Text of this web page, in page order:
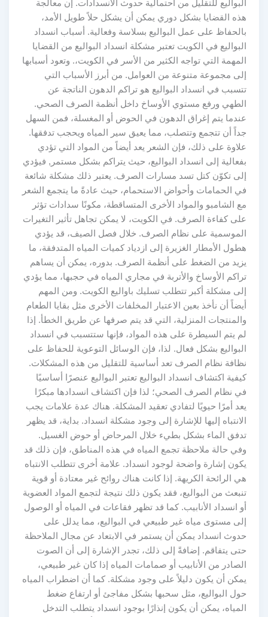
البواليع للتقليل من احتمالية حدوث الانسدادات. إن معالجة
هذه القضايا بشكل دوري يمكن أن يشكل حلاً طويل الأمد،
بالحفاظ على عمل البواليع بسلاسة وفعالية. أسباب انسداد
البواليع في الكويت تعتبر مشكلة انسداد البواليع من القضايا
المهمة التي تواجه الكثير من الأسر في الكويت،. وتعود أسبابها
إلى مجموعة متنوعة من العوامل. من أبرز الأسباب التي
تتسبب في انسداد البواليع هو تراكم الدهون الناتجة عن
الطهي ورفع مستوي الأوساخ داخل أنظمة الصرف الصحي.
عندما يتم إغراق الدهون في الحوض أو المغسلة، فمن السهل
جداً أن تتجمع وتتصلب، مما يعيق سير المياه ويحجب تدفقها.
علاوة على ذلك، فإن الشعر يعد أيضاً من المواد التي تؤدي
بفعالية إلى انسداد البواليع، حيث يتراكم بشكل مستمر, فيؤدي
إلى تكوّن كتل تسد مسارات الصرف. يعتبر ذلك مشكلة شائعة
في الحمامات وأحواض الاستحمام، حيث عادةً ما يتجمع الشعر
مع الشامبو والمواد الأخرى المتساقطة، مكونًا سدادات تؤثر
على كفاءة الصرف. في الكويت، لا يمكن تجاهل تأثير التغيرات
الموسمية على نظام الصرف. خلال فصل الصيف، قد يؤدي
هطول الأمطار الغزيرة إلى ازدياد كميات المياه المتدفقة، ما
يزيد من الضغط على أنظمة الصرف. بدوره، يمكن أن يساهم
تراكم الأوساخ والأتربة في مجاري المياه في حجبها، مما يؤدي
إلى مشكلة أكبر تتطلب تسليك باواليع الكويت. ومن المهم
أيضاً أن نأخذ بعين الاعتبار المخلفات الأخرى مثل بقايا الطعام
والمنتجات المنزلية، التي قد يتم صرفها عن طريق الخطأ. إذا
لم يتم السيطرة على هذه المواد، فإنها ستتسبب في انسداد
البواليع بشكل فعال. لذا، فإن الوسائل التوعوية للحفاظ على
نظافة نظام الصرف تعد أساسية للتقليل من هذه المشكلات.
كيفية اكتشاف انسداد البواليع تعتبر البواليع عنصرًا أساسيًا
في نظام الصرف الصحي؛ لذا فإن اكتشاف انسدادها مبكرًا
يعد أمرًا حيويًا لتفادي تعقيد المشكلة. هناك عدة علامات يجب
الانتباه إليها للإشارة إلى وجود مشكلة انسداد. بداية، قد يظهر
تدفق الماء بشكل بطيء خلال المرحاض أو حوض الغسيل.
وفي حالة ملاحظة تجمع المياه في هذه المناطق، فإن ذلك قد
يكون إشارة واضحة لوجود انسداد. علامة أخرى تتطلب الانتباه
هي الرائحة الكريهة. إذا كانت هناك روائح غير معتادة أو قوية
تنبعث من البواليع، فقد يكون ذلك نتيجة لتجمع المواد العضوية
أو انسداد الأنابيب. كما قد تظهر فقاعات في المياه أو الوصول
إلى مستوى مياه غير طبيعي في البواليع، مما يدلل على
حدوث انسداد يمكن أن يستمر في الابتعاد عن مجال الملاحظة
حتى يتفاقم. إضافةً إلى ذلك، تجدر الإشارة إلى أن الصوت
الصادر من الأنابيب أو صمامات المياه إذا كان غير طبيعي،
يمكن أن يكون دليلاً على وجود مشكلة. كما أن اضطراب المياه
حول البواليع، مثل سحبها بشكل مفاجئ أو ارتفاع ضغط
المياه، يمكن أن يكون إنذارًا بوجود انسداد يتطلب التدخل